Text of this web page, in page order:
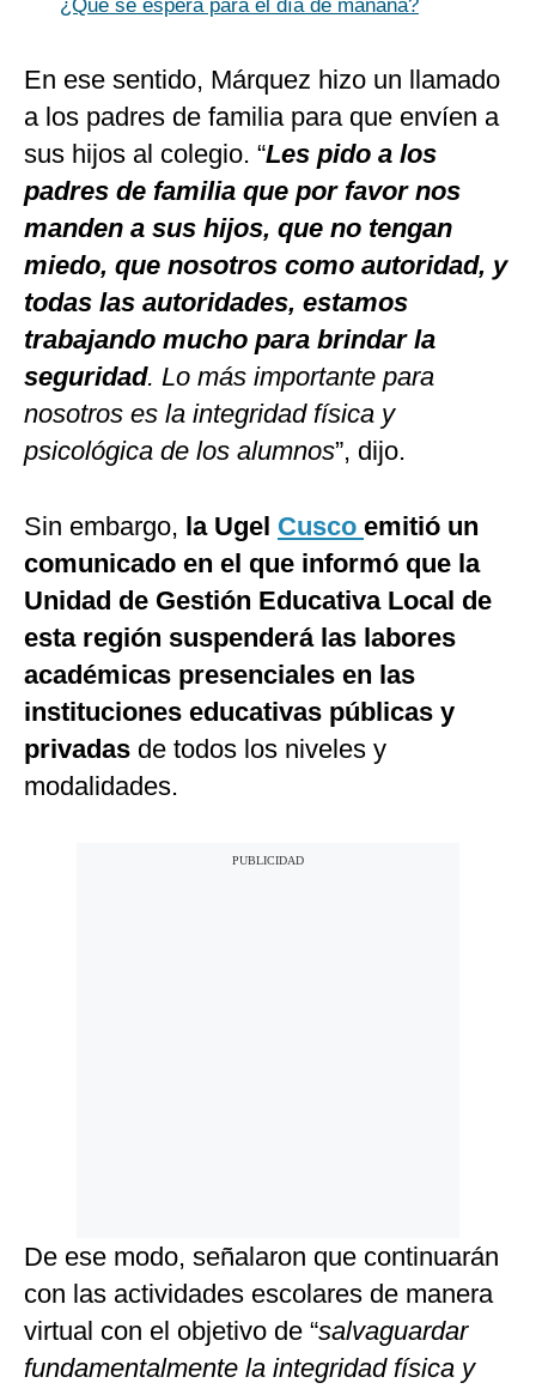
¿Qué se espera para el día de mañana?
En ese sentido, Márquez hizo un llamado
a los padres de familia para que envíen a
sus hijos al colegio. “Les pido a los
padres de familia que por favor nos
manden a sus hijos, que no tengan
miedo, que nosotros como autoridad, y
todas las autoridades, estamos
trabajando mucho para brindar la
seguridad. Lo más importante para
nosotros es la integridad física y
psicológica de los alumnos”, dijo.
Sin embargo, la Ugel Cusco emitió un
comunicado en el que informó que la
Unidad de Gestión Educativa Local de
esta región suspenderá las labores
académicas presenciales en las
instituciones educativas públicas y
privadas de todos los niveles y
modalidades.
De ese modo, señalaron que continuarán
con las actividades escolares de manera
virtual con el objetivo de “salvaguardar
fundamentalmente la integridad física y